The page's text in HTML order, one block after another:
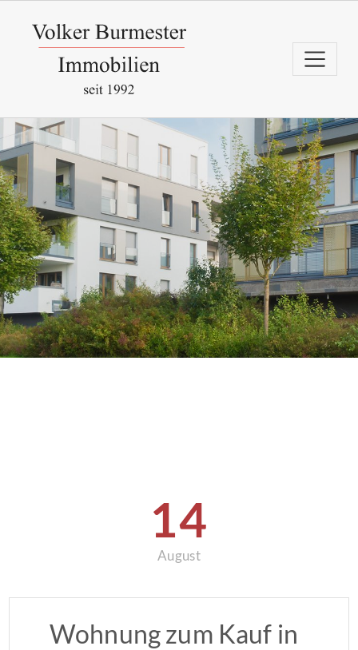
14
August
Wohnung zum Kauf in